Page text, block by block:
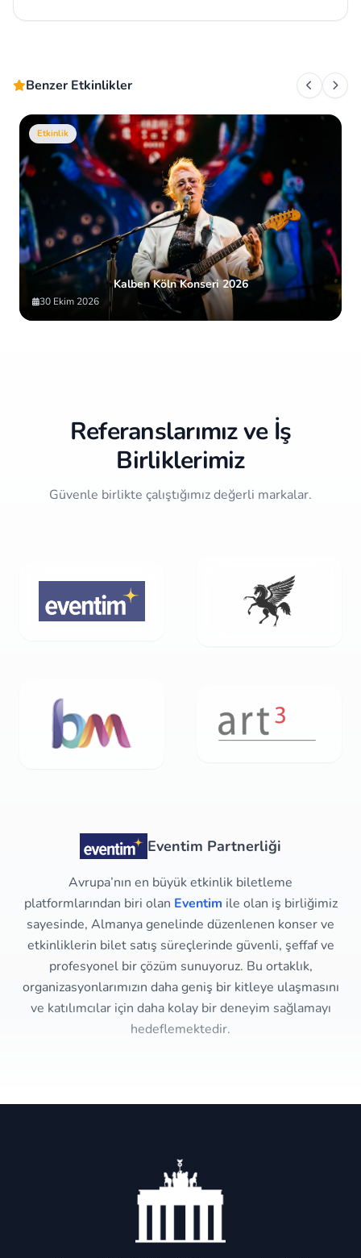
Benzer Etkinlikler
Etkinlik
Kalben Köln Konseri 2026
30 Ekim 2026
Referanslarımız ve İş
Birliklerimiz
Güvenle birlikte çalıştığımız değerli markalar.
Eventim Partnerliği
Avrupa’nın en büyük etkinlik biletleme
platformlarından biri olan Eventim ile olan iş birliğimiz
sayesinde, Almanya genelinde düzenlenen konser ve
etkinliklerin bilet satış süreçlerinde güvenli, şeffaf ve
profesyonel bir çözüm sunuyoruz. Bu ortaklık,
organizasyonlarımızın daha geniş bir kitleye ulaşmasını
ve katılımcılar için daha kolay bir deneyim sağlamayı
hedeflemektedir.